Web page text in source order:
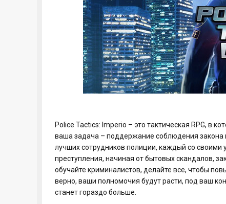
Police Tactics: Imperio – это тактическая RPG, в
ваша задача – поддержание соблюдения
лучших сотрудников полиции, каждый со
преступления, начиная от бытовых скандалов,
обучайте криминалистов, делайте все, чтобы
верно, ваши полномочия будут расти, под ваш
станет гораздо больше.